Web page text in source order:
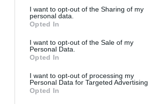
I want to opt-out of the Sharing of my
personal data.
Opted In
I want to opt-out of the Sale of my
Personal Data.
Opted In
I want to opt-out of processing my
Personal Data for Targeted Advertising.
Opted In
ΜΠΑΛΑ